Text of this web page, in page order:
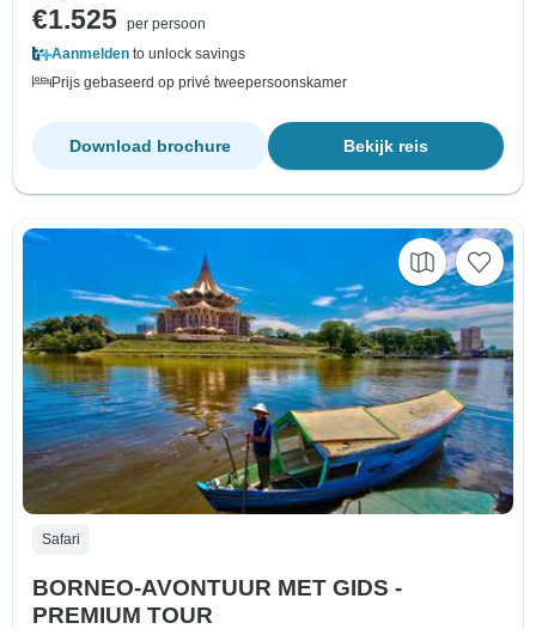
€1.525 per persoon
Aanmelden to unlock savings
Prijs gebaseerd op privé tweepersoonskamer
Bekijk reis
Download brochure
Safari
BORNEO-AVONTUUR MET GIDS -
PREMIUM TOUR